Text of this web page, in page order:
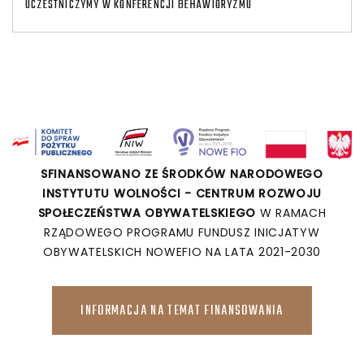
UCZESTNICZYMY W KONFERENCJI BEHAWIORYZMU
SFINANSOWANO ZE ŚRODKÓW NARODOWEGO
INSTYTUTU WOLNOŚCI - CENTRUM ROZWOJU
SPOŁECZEŃSTWA OBYWATELSKIEGO W RAMACH
RZĄDOWEGO PROGRAMU FUNDUSZ INICJATYW
OBYWATELSKICH NOWEFIO NA LATA 2021-2030
INFORMACJA NA TEMAT FINANSOWANIA